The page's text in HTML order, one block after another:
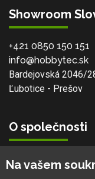
Showroom
+421 0850 150 151
info@hobbytec.sk
Bardejovská 2046/
Ľubotice - Prešov
O společnosti
Vlastní výroba
Náš tým
Na vašem